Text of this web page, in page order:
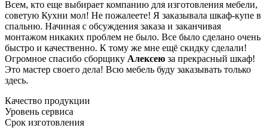
Всем, кто еще выбирает компанию для изготовления мебели,
советую Кухни мол! Не пожалеете! Я заказывала шкаф-купе в
спальню. Начиная с обсуждения заказа и заканчивая
монтажом никаких проблем не было. Все было сделано очень
быстро и качественно. К тому же мне ещё скидку сделали!
Огромное спасибо сборщику Алексею за прекрасный шкаф!
Это мастер своего дела! Всю мебель буду заказывать только
здесь.
Качество продукции
Уровень сервиса
Срок изготовления